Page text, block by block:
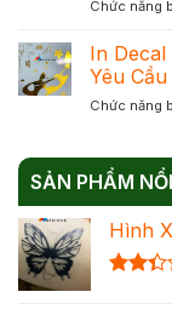
Chức năng
In
Yêu
Chức năng
SẢN PHẨM
Hình